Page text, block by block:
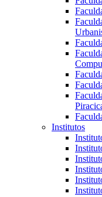
Institutos